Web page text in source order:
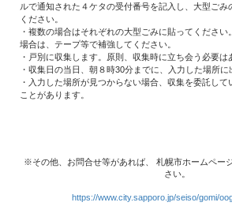
ルで通知された４ケタの受付番号を記入し、大型ごみ
ください。
・複数の場合はそれぞれの大型ごみに貼ってくださ
場合は、テープ等で補強してください。
・戸別に収集します。原則、収集時に立ち会う必要は
・収集日の当日、朝８時30分までに、入力した場所に
・入力した場所が見つからない場合、収集を委託し
ことがあります。
※その他、お問合せ等があれば、 札幌市ホームペー
さい。
https://www.city.sapporo.jp/seiso/gomi/